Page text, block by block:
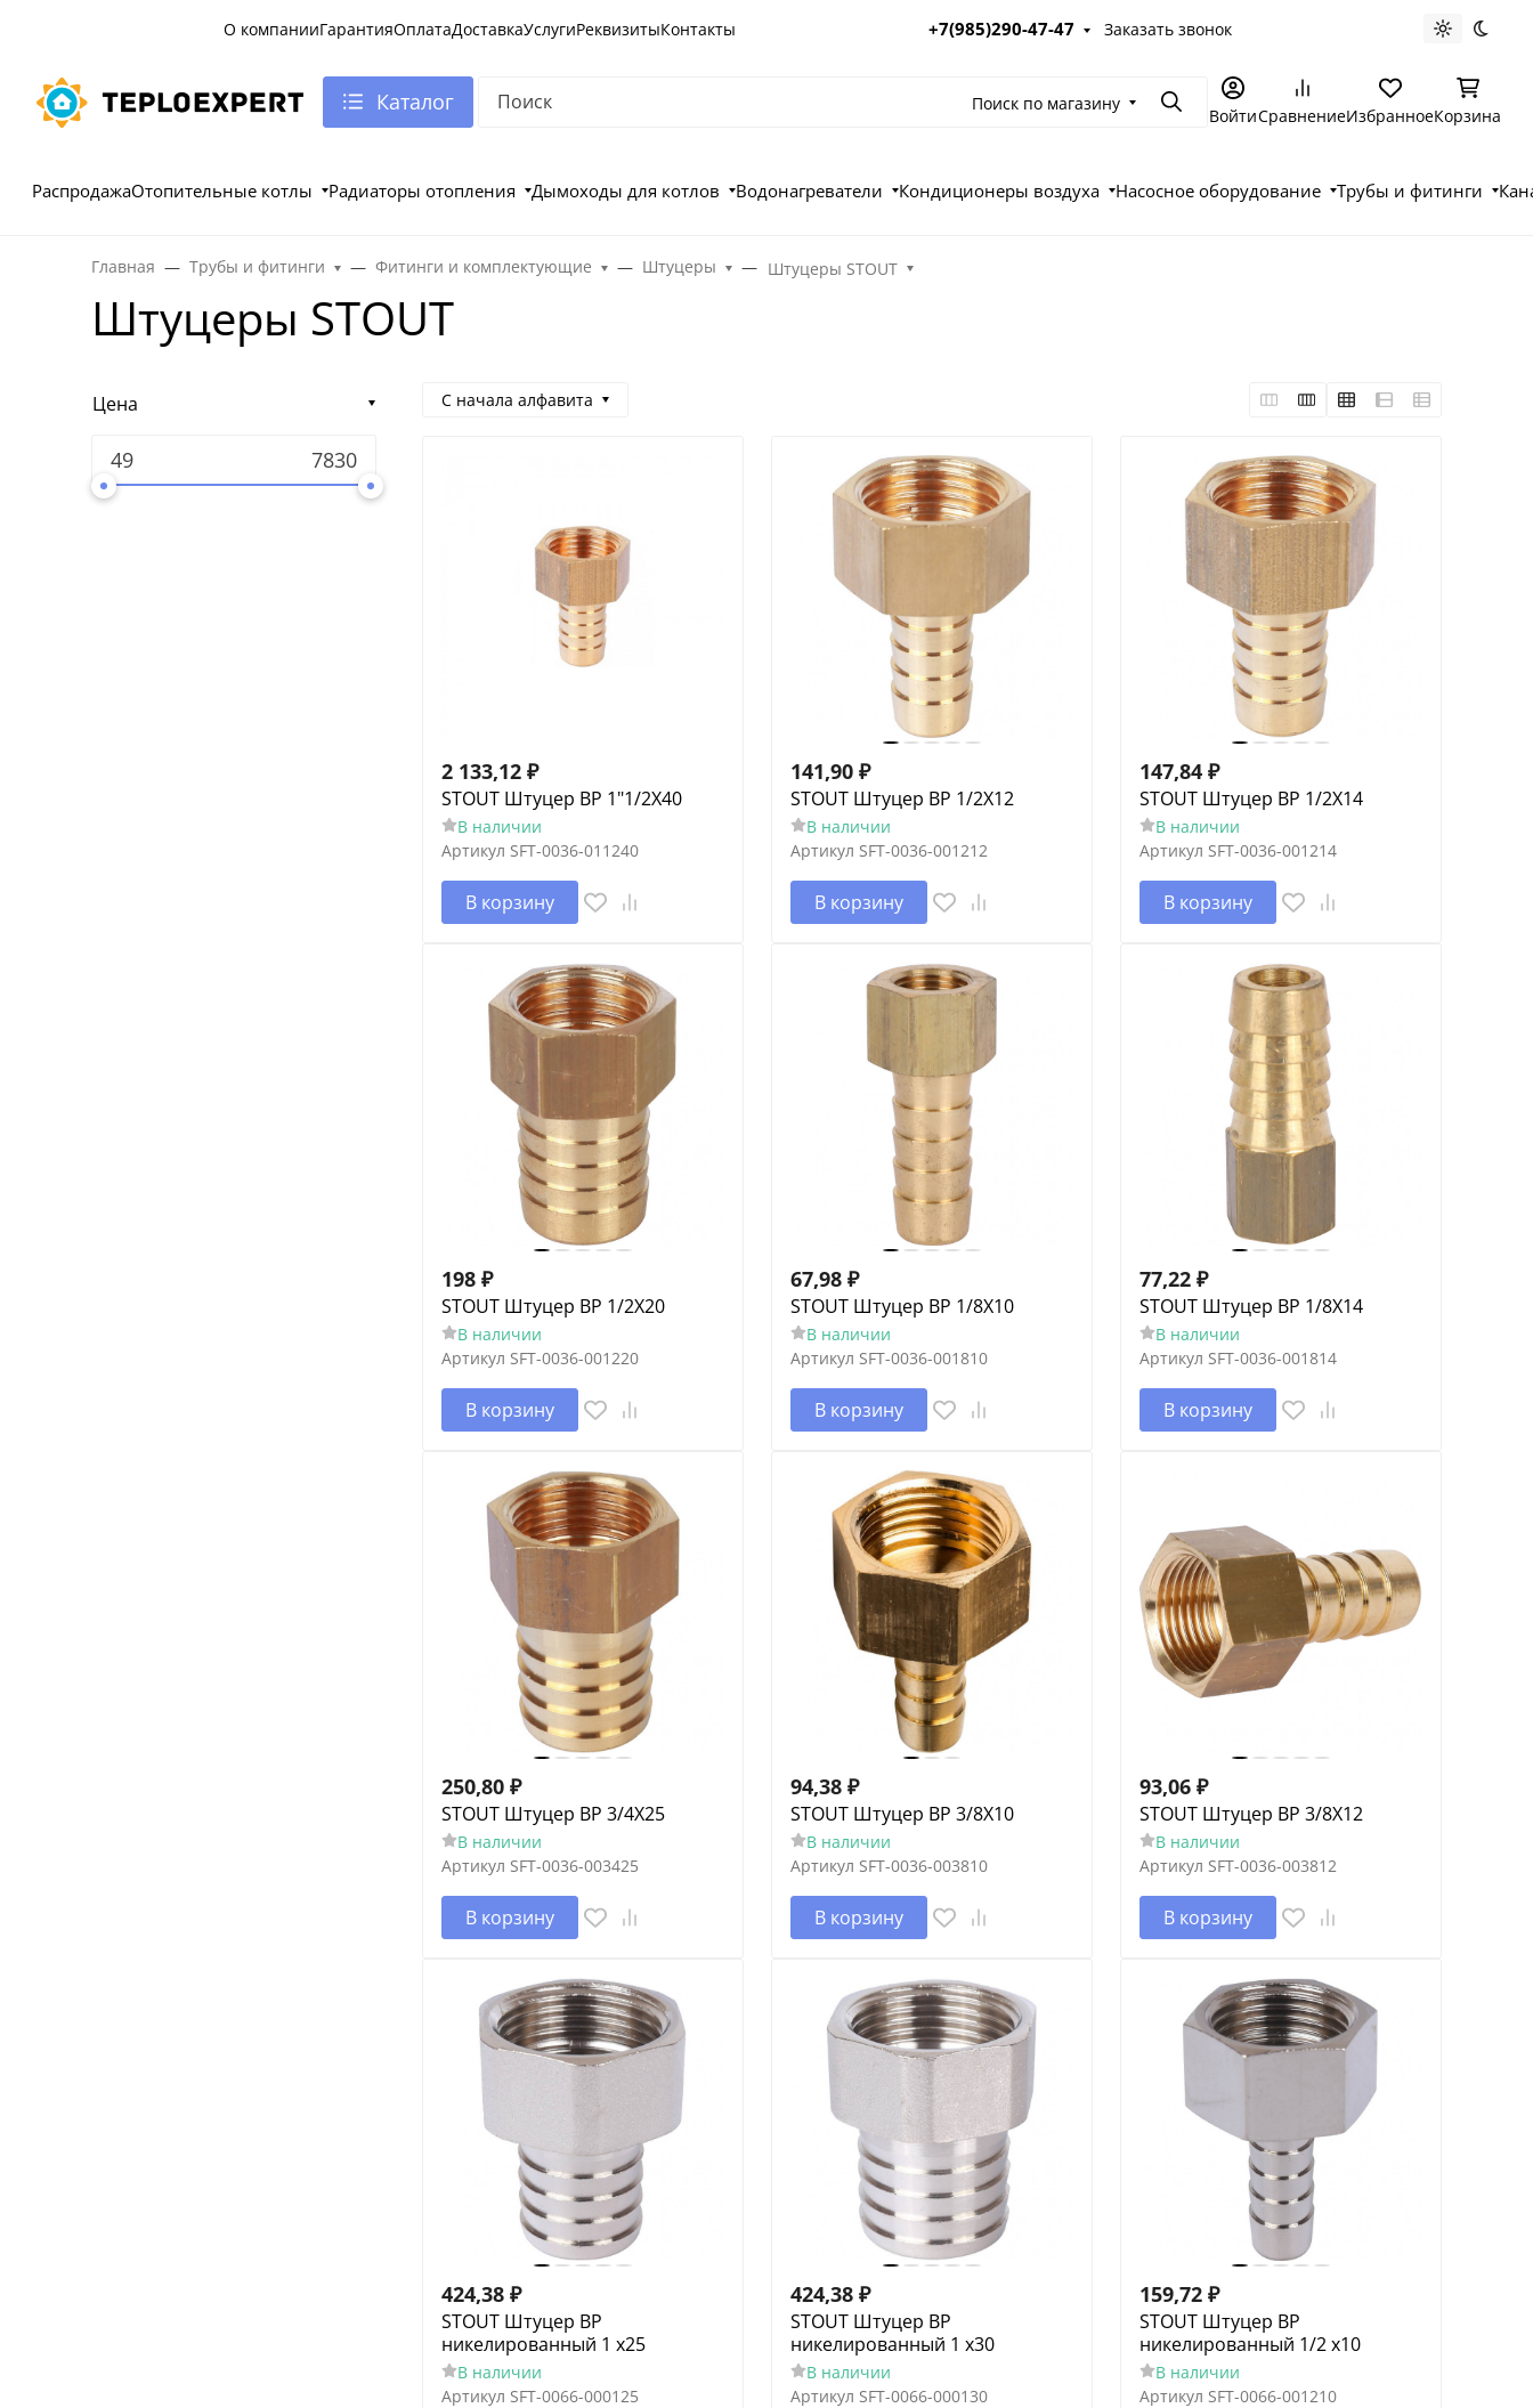
О компанииГарантияОплатаДоставкаУслугиРеквизитыКонтакты +7(985)290-47-47 Заказать звонок Светлая
Каталог Поиск по магазину ПоискВойтиСравнениеИзбранноеКорзина
РаспродажаОтопительные котлы Радиаторы отопления Дымоходы для котлов Водонагреватели Кондиционеры воздуха Насосное оборудование Трубы и фитинги
Главная Трубы и фитинги Фитинги и комплектующие Штуцеры Штуцеры STOUT
Штуцеры STOUT
Цена С начала алфавита
2 133,12 ₽
STOUT Штуцер ВР 1"1/2X40
В наличии
Артикул SFT-0036-011240
В корзину
141,90 ₽
STOUT Штуцер ВР 1/2X12
В наличии
Артикул SFT-0036-001212
В корзину
147,84 ₽
STOUT Штуцер ВР 1/2X14
В наличии
Артикул SFT-0036-001214
В корзину
198 ₽
STOUT Штуцер ВР 1/2X20
В наличии
Артикул SFT-0036-001220
В корзину
67,98 ₽
STOUT Штуцер ВР 1/8X10
В наличии
Артикул SFT-0036-001810
В корзину
77,22 ₽
STOUT Штуцер ВР 1/8X14
В наличии
Артикул SFT-0036-001814
В корзину
250,80 ₽
STOUT Штуцер ВР 3/4X25
В наличии
Артикул SFT-0036-003425
В корзину
94,38 ₽
STOUT Штуцер ВР 3/8X10
В наличии
Артикул SFT-0036-003810
В корзину
93,06 ₽
STOUT Штуцер ВР 3/8X12
В наличии
Артикул SFT-0036-003812
В корзину
424,38 ₽
STOUT Штуцер ВР
никелированный 1 x25
В наличии
Артикул SFT-0066-000125
424,38 ₽
STOUT Штуцер ВР
никелированный 1 x30
В наличии
Артикул SFT-0066-000130
159,72 ₽
STOUT Штуцер ВР
никелированный 1/2 x10
В наличии
Артикул SFT-0066-001210